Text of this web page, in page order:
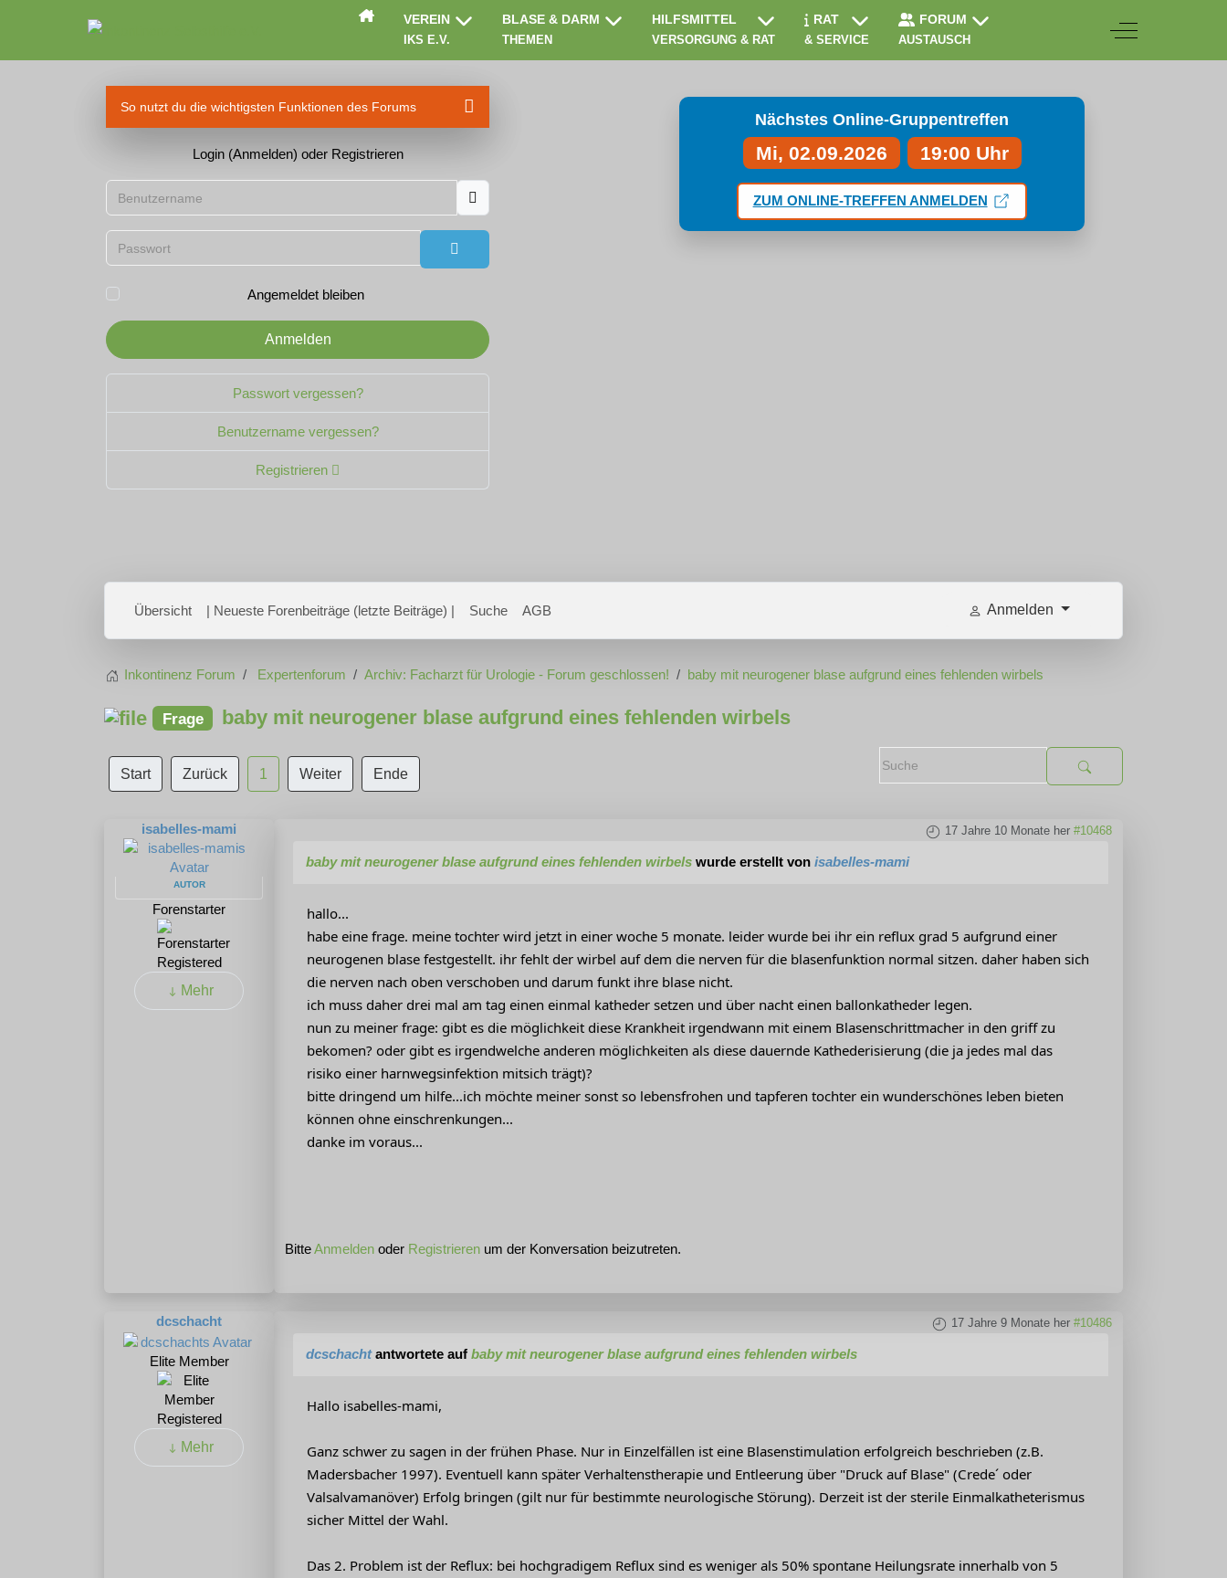
VEREIN
IKS E.V.
BLASE & DARM
THEMEN
HILFSMITTEL
VERSORGUNG & RAT
RAT
& SERVICE
FORUM
AUSTAUSCH
Off-Canvas
So nutzt du die wichtigsten Funktionen des Forums
Login (Anmelden) oder Registrieren
Benutzername
Passwort
Passwort anzeigen
Angemeldet bleiben
Anmelden
Passwort vergessen?
Benutzername vergessen?
Registrieren
Nächstes Online-Gruppentreffen
Mi, 02.09.2026 19:00 Uhr
ZUM ONLINE-TREFFEN ANMELDEN
Übersicht | Neueste Forenbeiträge (letzte Beiträge) | Suche AGB Anmelden
Inkontinenz Forum Expertenforum Archiv: Facharzt für Urologie - Forum geschlossen! baby mit neurogener blase aufgrund eines fehlenden wirbels
Frage baby mit neurogener blase aufgrund eines fehlenden wirbels
Start Zurück 1 Weiter Ende
isabelles-mami
AUTOR
Forenstarter
Registered
Mehr
17 Jahre 10 Monate her #10468
baby mit neurogener blase aufgrund eines fehlenden wirbels wurde erstellt von isabelles-mami
hallo...
habe eine frage. meine tochter wird jetzt in einer woche 5 monate. leider wurde bei ihr ein reflux grad 5 aufgrund einer
neurogenen blase festgestellt. ihr fehlt der wirbel auf dem die nerven für die blasenfunktion normal sitzen. daher haben sich
die nerven nach oben verschoben und darum funkt ihre blase nicht.
ich muss daher drei mal am tag einen einmal katheder setzen und über nacht einen ballonkatheder legen.
nun zu meiner frage: gibt es die möglichkeit diese Krankheit irgendwann mit einem Blasenschrittmacher in den griff zu
bekomen? oder gibt es irgendwelche anderen möglichkeiten als diese dauernde Kathederisierung (die ja jedes mal das
risiko einer harnwegsinfektion mitsich trägt)?
bitte dringend um hilfe...ich möchte meiner sonst so lebensfrohen und tapferen tochter ein wunderschönes leben bieten
können ohne einschrenkungen...
danke im voraus...
BitteAnmelden oder Registrieren um der Konversation beizutreten.
dcschacht
Elite Member
Registered
Mehr
17 Jahre 9 Monate her #10486
dcschachtantwortete auf baby mit neurogener blase aufgrund eines fehlenden wirbels
Hallo isabelles-mami,
Ganz schwer zu sagen in der frühen Phase. Nur in Einzelfällen ist eine Blasenstimulation erfolgreich beschrieben (z.B.
Madersbacher 1997). Eventuell kann später Verhaltenstherapie und Entleerung über "Druck auf Blase" (Crede´ oder
Valsalvamanöver) Erfolg bringen (gilt nur für bestimmte neurologische Störung). Derzeit ist der sterile Einmalkatheterismus
sicher Mittel der Wahl.
Das 2. Problem ist der Reflux: bei hochgradigem Reflux sind es weniger als 50% spontane Heilungsrate innerhalb von 5